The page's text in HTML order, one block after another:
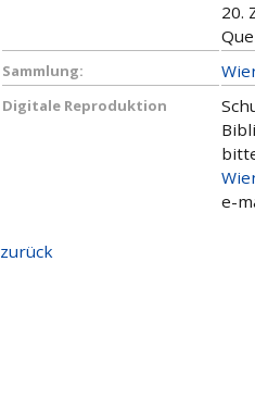
20.
Sammlung:
Digitale Reproduktion
e-
zurück